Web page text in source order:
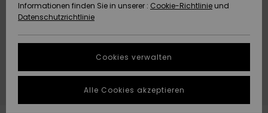
Highlights
Highlights
Starten Sie eine
um die
schnellste
Antwort auf Ihre
NACHHALTIGKEIT
SHOPS
QUIKSILVER APP
WUNSCHLISTE
Informationen finden Sie in unserer : Cookie-Richtlinie und
Datenschutzrichtlinie
Cookies verwalten
Alle Cookies akzeptieren